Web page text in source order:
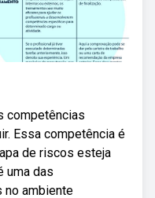
competências
Essa competência é
de riscos esteja
uma das
no ambiente